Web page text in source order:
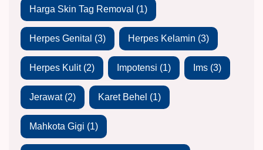
Harga Skin Tag Removal (1)
Herpes Genital (3) Herpes Kelamin (3)
Herpes Kulit(2) Impotensi (1) Ims (3)
Jerawat(2) Karet Behel (1)
Mahkota Gigi (1)